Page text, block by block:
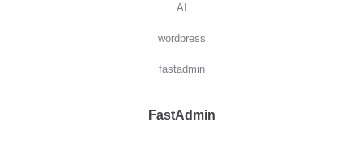
AI
wordpress
fastadmin
FastAdmin